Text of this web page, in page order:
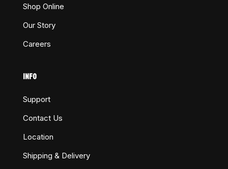
Shop Online
Our Story
Careers
INFO
Support
Contact Us
Location
Shipping & Delivery